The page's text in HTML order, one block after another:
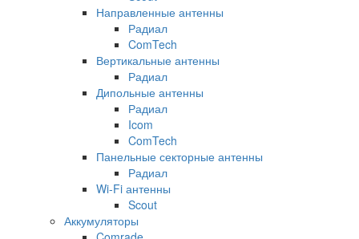
Направленные антенны
Радиал
ComTech
Вертикальные антенны
Радиал
Дипольные антенны
Радиал
Icom
ComTech
Панельные секторные антенны
Радиал
Wi-Fi антенны
Scout
Аккумуляторы